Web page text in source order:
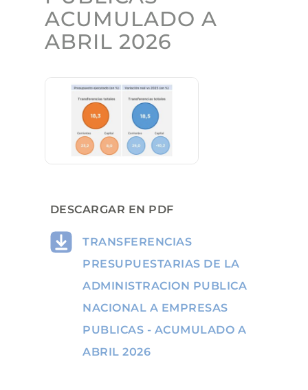
ACUMULADO A
ABRIL 2026
DESCARGAR EN PDF
TRANSFERENCIAS
PRESUPUESTARIAS DE LA
ADMINISTRACION PUBLICA
NACIONAL A EMPRESAS
PUBLICAS - ACUMULADO A
ABRIL 2026